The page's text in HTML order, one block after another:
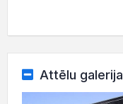
Attēlu galerija